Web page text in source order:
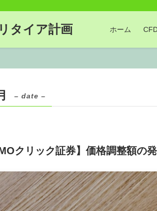
タイア計画 ホーム
– date –
クリック証券】価格調整額の